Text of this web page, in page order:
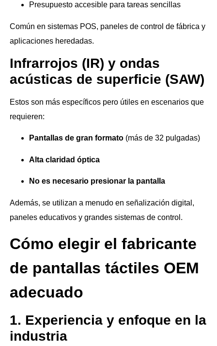
Presupuesto accesible para tareas sencillas
Común en sistemas POS, paneles de control de fábrica y
aplicaciones heredadas.
Infrarrojos (IR) y ondas
acústicas de superficie (SAW)
Estos son más específicos pero útiles en escenarios que
requieren:
Pantallas de gran formato (más de 32 pulgadas)
Alta claridad óptica
No es necesario presionar la pantalla
Además, se utilizan a menudo en señalización digital,
paneles educativos y grandes sistemas de control.
Cómo elegir el fabricante
de pantallas táctiles OEM
adecuado
1. Experiencia y enfoque en la
industria